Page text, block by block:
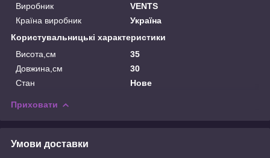
Виробник
VENTS
Країна виробник
Україна
Користувальницькі характеристики
Висота,см
35
Довжина,см
30
Стан
Нове
Приховати
Умови доставки